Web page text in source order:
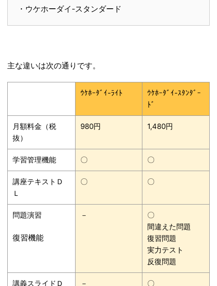
・ウケホーダイ-スタンダード
主な違いは次の通りです。
ｳｹﾎｰﾀﾞｲ-ﾗｲﾄ
ｳｹﾎｰﾀﾞｲ-ｽﾀﾝﾀﾞｰ
ﾄﾞ
月額料金（税
抜）
980円 1,480円
学習管理機能 〇 〇
講座テキストＤ
Ｌ
〇 〇
問題演習
復習機能
－
〇
間違えた問題
復習問題
実力テスト
反復問題
講義スライドＤ － 〇